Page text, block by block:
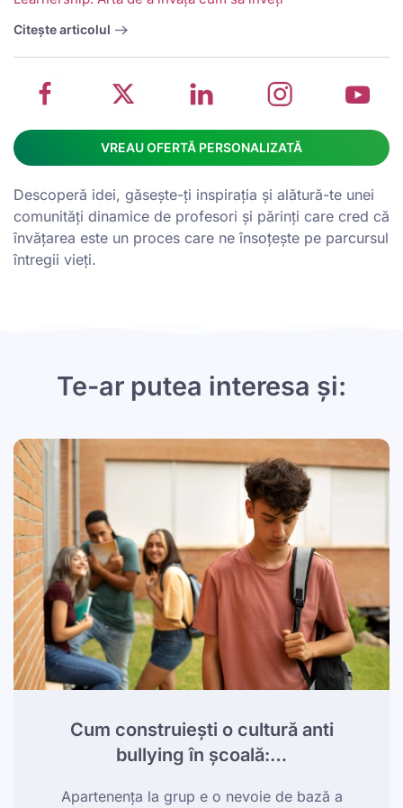
Citește articolul
system
VREAU OFERTĂ PERSONALIZATĂ
Descoperă idei, găsește-ți inspirația și alătură-te unei
comunități dinamice de profesori și părinți care cred că
învățarea este un proces care ne însoțește pe parcursul
întregii vieți.
Te-ar putea interesa și:
Cum construiești o cultură anti
bullying în școală:…
Apartenența la grup e o nevoie de bază a